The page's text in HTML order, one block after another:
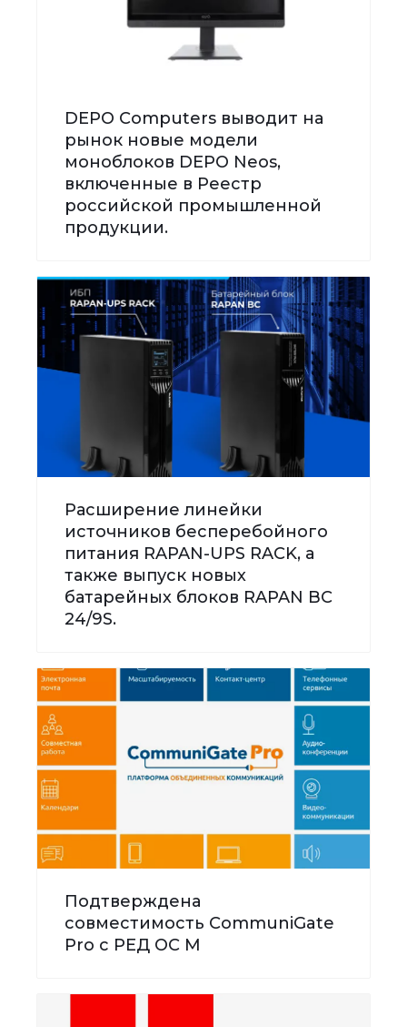
DEPO Computers выводит на
рынок новые модели
моноблоков DEPO Neos,
включенные в Реестр
российской промышленной
продукции.
Расширение линейки
источников бесперебойного
питания RAPAN-UPS RACK, а
также выпуск новых
батарейных блоков RAPAN BC
24/9S.
Подтверждена
совместимость CommuniGate
Pro с РЕД ОС М